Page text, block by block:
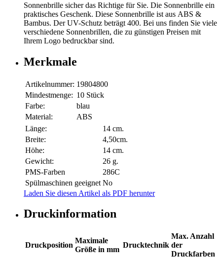
Sonnenbrille sicher das Richtige für Sie. Die Sonnenbrille ein
praktisches Geschenk. Diese Sonnenbrille ist aus ABS &
Bambus. Der UV-Schutz beträgt 400. Bei uns finden Sie viele
verschiedene Sonnenbrillen, die zu günstigen Preisen mit
Ihrem Logo bedruckbar sind.
Merkmale
Artikelnummer: 19804800
Mindestmenge: 10 Stück
Farbe:
blau
Material:
ABS
Länge:
14 cm.
Breite:
4,50cm.
Höhe:
14 cm.
Gewicht:
26 g.
PMS-Farben
286C
Spülmaschinen geeignet No
Laden Sie diesen Artikel als PDF herunter
Druckinformation
Druckposition
Maximale
Größe in mm
Drucktechnik
Max. Anzahl
der
Druckfarben